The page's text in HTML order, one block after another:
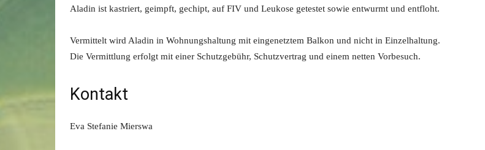
Aladin ist kastriert, geimpft, gechipt, auf FIV und Leukose getestet sowie entwurmt und entfloht.
Vermittelt wird Aladin in Wohnungshaltung mit eingenetztem Balkon und nicht in Einzelhaltung.
Die Vermittlung erfolgt mit einer Schutzgebühr, Schutzvertrag und einem netten Vorbesuch.
Kontakt
Eva Stefanie Mierswa